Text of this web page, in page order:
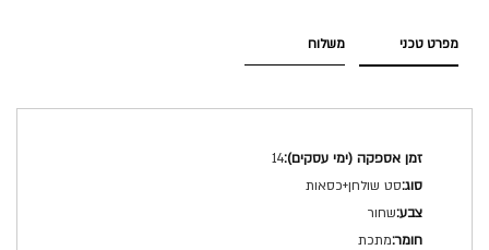
מפרט טכני
מפרט
טכני
14
סט שולחן+כסאות
שחור
מתכת
משלוח